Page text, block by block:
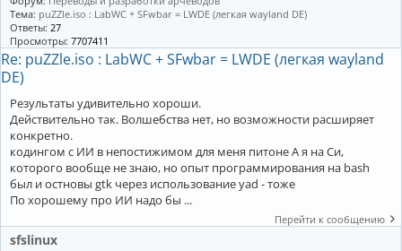
Тема: puZZle.iso : LabWC + SFwbar = LWDE (легкая wayland DE)
Ответы: 27
Просмотры: 7707411
Re: puZZle.iso : LabWC + SFwbar = LWDE (легкая wayland
DE)
Результаты удивительно хороши.
Действительно так. Волшебства нет, но возможности расширяет
конкретно.
кодингом с ИИ в непостижимом для меня питоне А я на Си,
которого вообще не знаю, но опыт программирования на bash
был и остновы gtk через использование yad - тоже
По хорошему про ИИ надо бы ...
Перейти к сообщению
sfslinux